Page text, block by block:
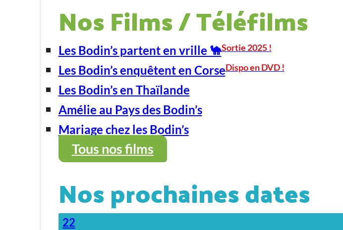
Nos Films / Téléfilms
Les Bodin’s partent en vrille 🐪Sortie 2025 !
Les Bodin’s enquêtent en CorseDispo en DVD !
Les Bodin’s en Thaïlande
Amélie au Pays des Bodin’s
Mariage chez les Bodin’s
Tous nos films
Nos prochaines dates
22